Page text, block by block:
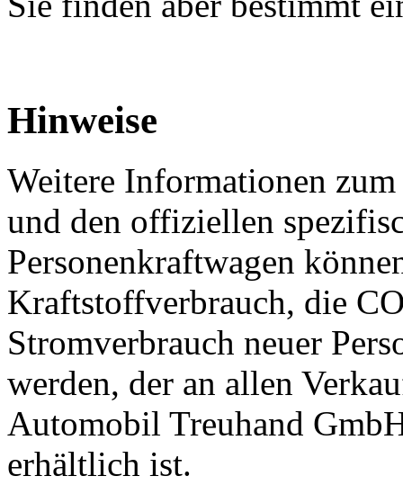
Hinweise
Weitere Informationen
und den offiziellen
Personenkraftwagen
Kraftstoffverbrauch, die
Stromverbrauch neuer
werden, der an allen
Automobil Treuhand
erhältlich ist.